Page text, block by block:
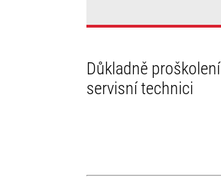
Důkladně proškolení
servisní technici